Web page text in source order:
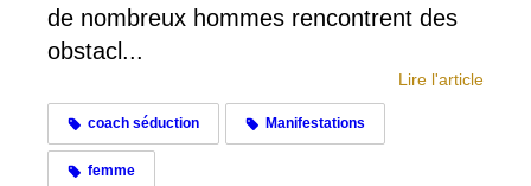
de nombreux hommes rencontrent des
obstacl...
Lire l'article
coach séduction Manifestations
femme